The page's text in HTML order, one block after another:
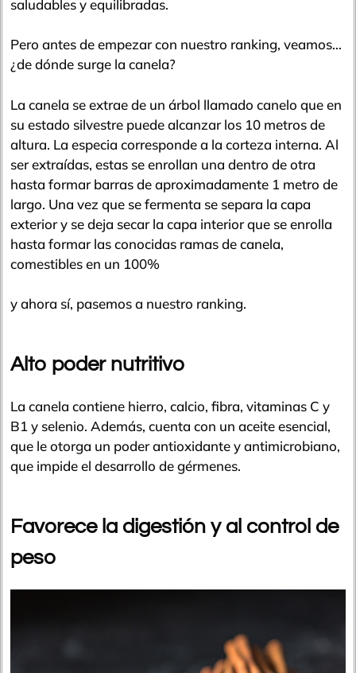
saludables y equilibradas.
Pero antes de empezar con nuestro ranking, veamos…
¿de dónde surge la canela?
La canela se extrae de un árbol llamado canelo que en
su estado silvestre puede alcanzar los 10 metros de
altura. La especia corresponde a la corteza interna. Al
ser extraídas, estas se enrollan una dentro de otra
hasta formar barras de aproximadamente 1 metro de
largo. Una vez que se fermenta se separa la capa
exterior y se deja secar la capa interior que se enrolla
hasta formar las conocidas ramas de canela,
comestibles en un 100%
y ahora sí, pasemos a nuestro ranking.
Alto poder nutritivo
La canela contiene hierro, calcio, fibra, vitaminas C y
B1 y selenio. Además, cuenta con un aceite esencial,
que le otorga un poder antioxidante y antimicrobiano,
que impide el desarrollo de gérmenes.
Favorece la digestión y al control de
peso